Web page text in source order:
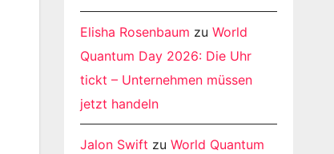
Elisha Rosenbaum zu World
Quantum Day 2026: Die Uhr
tickt – Unternehmen müssen
jetzt handeln
Jalon Swift zu World Quantum